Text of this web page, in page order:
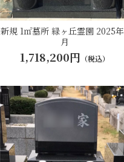
新規 1㎡墓所 緑ヶ丘霊園 2025
月
1,718,200円 （税込）